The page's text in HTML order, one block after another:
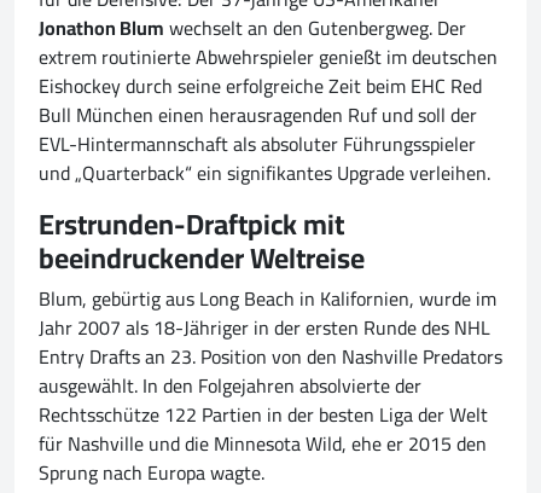
Jonathon Blumwechselt an den Gutenbergweg. Der
extrem routinierte Abwehrspieler genießt im deutschen
Eishockey durch seine erfolgreiche Zeit beim EHC Red
Bull München einen herausragenden Ruf und soll der
EVL-Hintermannschaft als absoluter Führungsspieler
und „Quarterback“ ein signifikantes Upgrade verleihen.
Erstrunden-Draftpick mit
beeindruckender Weltreise
Blum, gebürtig aus Long Beach in Kalifornien, wurde im
Jahr 2007 als 18-Jähriger in der ersten Runde des NHL
Entry Drafts an 23. Position von den Nashville Predators
ausgewählt. In den Folgejahren absolvierte der
Rechtsschütze 122 Partien in der besten Liga der Welt
für Nashville und die Minnesota Wild, ehe er 2015 den
Sprung nach Europa wagte.